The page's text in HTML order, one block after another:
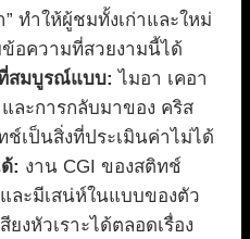
ทำให้ผู้ชมทั้งเก่าและใหม่
อความที่สวยงามนี้ได้
สมบูรณ์แบบ: ไมอา เคอา
ละการกลับมาของ คริส
เป็นสิ่งที่ประเมินค่าไม่ได้
: งาน CGI ของสติทช์
ละมีเสน่ห์ในแบบของตัว
ยงหัวเราะได้ตลอดเรื่อง